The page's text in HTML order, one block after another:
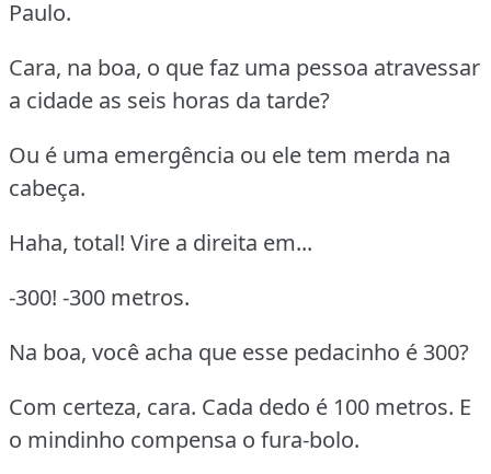
Paulo.
Cara, na boa, o que faz uma pessoa atravessar
a cidade as seis horas da tarde?
Ou é uma emergência ou ele tem merda na
cabeça.
Haha, total! Vire a direita em...
-300! -300 metros.
Na boa, você acha que esse pedacinho é 300?
Com certeza, cara. Cada dedo é 100 metros. E
o mindinho compensa o fura-bolo.